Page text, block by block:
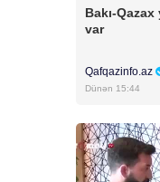
Bakı-
var
Qafqazinfo.az
Dünən 15:44